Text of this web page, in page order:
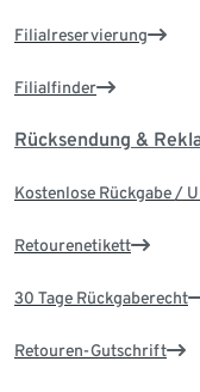
Filialreservierung
Filialfinder
Rücksendung &
Kostenlose Rückgabe /
Retourenetikett
30 Tage Rückgaberecht
Retouren-Gutschrift